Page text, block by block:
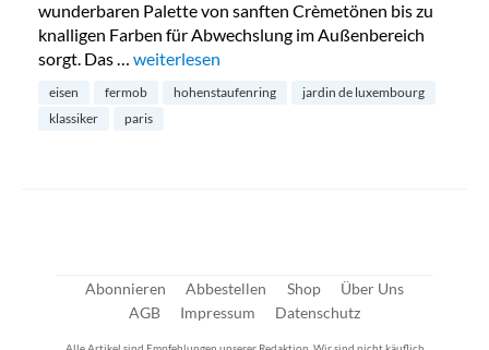
wunderbaren Palette von sanften Crèmetönen bis zu
knalligen Farben für Abwechslung im Außenbereich
sorgt. Das … „Fermob: französische Gartenmöbel aus Stahl“
weiterlesen
eisen fermob hohenstaufenring
jardin de luxembourg
klassiker
paris
Abonnieren Abbestellen Shop
Über Uns
AGB
Impressum Datenschutz